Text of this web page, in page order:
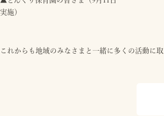
実施）
これからも地域のみなさまと一緒に多くの活動に取